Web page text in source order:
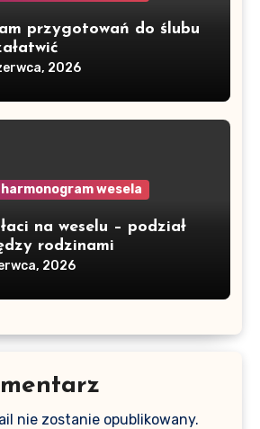
przygotowań do ślubu
2026
wesela
na weselu – podział
rodzinami
2026
nie zostanie opublikowany.